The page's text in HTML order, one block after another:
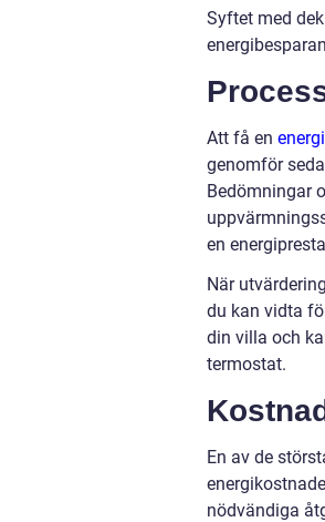
Syftet med
Att få en
genomför
Bedömningar
en
När
du kan vidta
din villa och
termostat.
En av de
nödvändiga